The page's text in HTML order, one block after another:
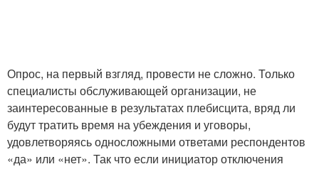
Опрос, на первый взгляд, провести не сложно. Только
специалисты обслуживающей организации, не
заинтересованные в результатах плебисцита, вряд ли
будут тратить время на убеждения и уговоры,
удовлетворяясь односложными ответами респондентов
«да» или «нет». Так что если инициатор отключения